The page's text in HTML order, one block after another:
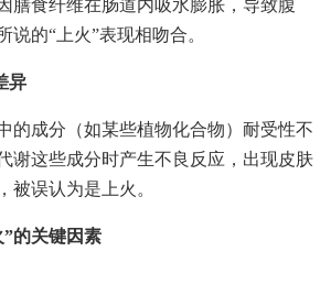
膳食纤维在肠道内吸水膨胀，导致腹
说的“上火”表现相吻合。
异
的成分（如某些植物化合物）耐受性不
谢这些成分时产生不良反应，出现皮肤
被误认为是上火。
”的关键因素